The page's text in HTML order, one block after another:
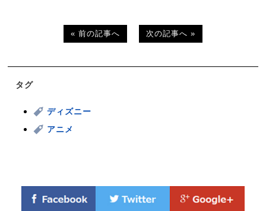
« 前の記事へ 次の記事へ »
タグ
ディズニー
アニメ